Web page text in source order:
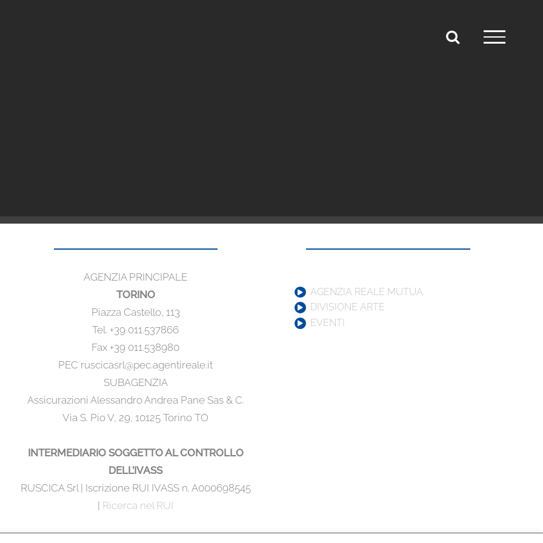
AGENZIA PRINCIPALE
TORINO
Piazza Castello, 113
Tel. +39 011.537866
Fax +39 011.538980
PEC ruscicasrl@pec.agentireale.it
SUBAGENZIA
Assicurazioni Alessandro Andrea Pane Sas & C.
Via S. Pio V, 29, 10125 Torino TO
INTERMEDIARIO SOGGETTO AL CONTROLLO
DELL’IVASS
RUSCICA Srl | Iscrizione RUI IVASS n. A000698545
| Ricerca nel RUI
AGENZIA REALE MUTUA
DIVISIONE ARTE
EVENTI